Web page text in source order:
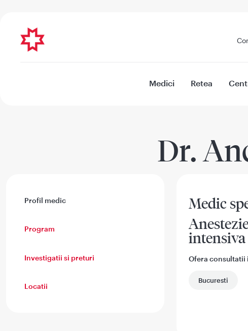
Medici Retea
Dr.
Profil medic
Program
Investigatii si preturi
Locatii
Medic
intensiva
Ofera consultatii
Bucuresti